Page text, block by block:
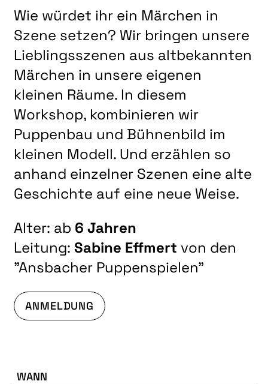
Wie würdet ihr ein Märchen in
Szene setzen? Wir bringen unsere
Lieblingsszenen aus altbekannten
Märchen in unsere eigenen
kleinen Räume. In diesem
Workshop, kombinieren wir
Puppenbau und Bühnenbild im
kleinen Modell. Und erzählen so
anhand einzelner Szenen eine alte
Geschichte auf eine neue Weise.
Alter: ab 6 Jahren
Leitung: Sabine Effmert von den
"Ansbacher Puppenspielen"
ANMELDUNG
WANN